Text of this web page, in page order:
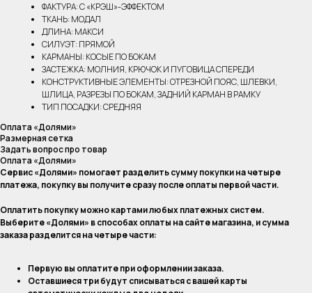
ФАКТУРА: С «КРЭШ»-ЭФФЕКТОМ
ТКАНЬ: МОДАЛ
ДЛИНА: МАКСИ
СИЛУЭТ: ПРЯМОЙ
КАРМАНЫ: КОСЫЕ ПО БОКАМ
ЗАСТЕЖКА: МОЛНИЯ, КРЮЧОК И ПУГОВИЦА СПЕРЕДИ
КОНСТРУКТИВНЫЕ ЭЛЕМЕНТЫ: ОТРЕЗНОЙ ПОЯС, ШЛЕВКИ,
ШЛИЦА, РАЗРЕЗЫ ПО БОКАМ, ЗАДНИЙ КАРМАН В РАМКУ
ТИП ПОСАДКИ: СРЕДНЯЯ
Оплата «Долями»
Размерная сетка
Задать вопрос про товар
Оплата «Долями»
Сервис «Долями» помогает разделить сумму покупки на четыре
платежа, покупку вы получите сразу после оплаты первой части.
Оплатить покупку можно картами любых платежных систем.
Выберите «Долями» в способах оплаты на сайте магазина, и сумма
заказа разделится на четыре части:
Первую вы оплатите при оформлении заказа.
Оставшиеся три будут списываться с вашей карты